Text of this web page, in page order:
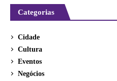
Categorias
Cidade
Cultura
Eventos
Negócios